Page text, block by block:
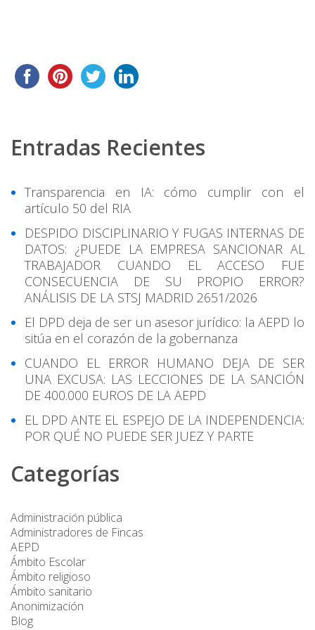
Entradas Recientes
Transparencia en IA: cómo cumplir con el
artículo 50 del RIA
DESPIDO DISCIPLINARIO Y FUGAS INTERNAS DE
DATOS: ¿PUEDE LA EMPRESA SANCIONAR AL
TRABAJADOR CUANDO EL ACCESO FUE
CONSECUENCIA DE SU PROPIO ERROR?
ANÁLISIS DE LA STSJ MADRID 2651/2026
El DPD deja de ser un asesor jurídico: la AEPD lo
sitúa en el corazón de la gobernanza
CUANDO EL ERROR HUMANO DEJA DE SER
UNA EXCUSA: LAS LECCIONES DE LA SANCIÓN
DE 400.000 EUROS DE LA AEPD
EL DPD ANTE EL ESPEJO DE LA INDEPENDENCIA:
POR QUÉ NO PUEDE SER JUEZ Y PARTE
Categorías
Administración pública
Administradores de Fincas
AEPD
Ámbito Escolar
Ámbito religioso
Ámbito sanitario
Anonimización
Blog